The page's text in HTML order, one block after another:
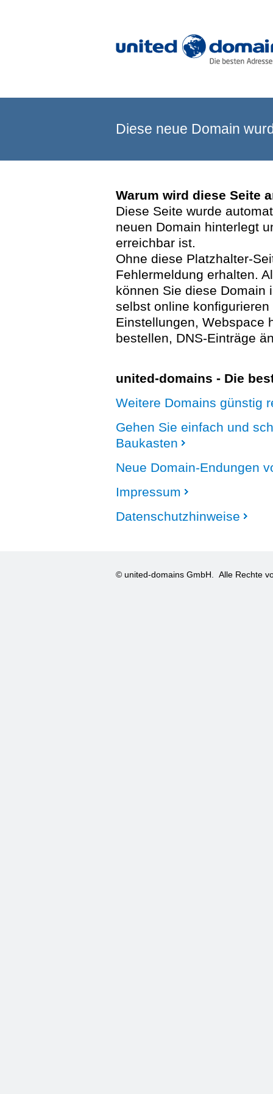
Diese neue Domain
Warum wird diese Seite
Diese Seite wurde
neuen Domain hinterlegt
erreichbar ist.
Ohne diese Platzhalter-
Fehlermeldung erhalten.
können Sie diese Domain
selbst online
Einstellungen, Webspace
bestellen, DNS-Einträge
united-domains - Die
Weitere Domains günstig
Gehen Sie einfach und
Baukasten
Neue Domain-Endungen
Impressum
Datenschutzhinweise
© united-domains GmbH. Alle Rechte